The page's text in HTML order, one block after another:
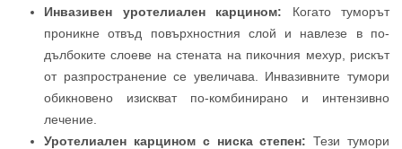
Инвазивен уротелиален карцином: Когато туморът
проникне отвъд повърхностния слой и навлезе в по-
дълбоките слоеве на стената на пикочния мехур, рискът
от разпространение се увеличава. Инвазивните тумори
обикновено изискват по-комбинирано и интензивно
лечение.
Уротелиален карцином с ниска степен: Тези тумори